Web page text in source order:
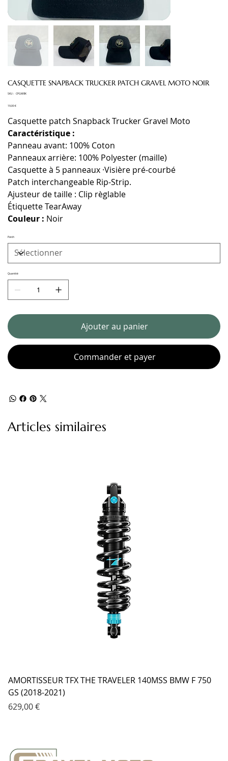
CASQUETTE SNAPBACK TRUCKER PATCH GRAVEL MOTO NOIR
SKU : SKU
CPGMBK
Prix
19,00 €
Casquette patch Snapback Trucker Gravel Moto
Caractéristique :
Panneau avant: 100% Coton
Panneaux arrière: 100% Polyester (maille)
Casquette à 5 panneaux ·Visière pré-courbé
Patch interchangeable Rip-Strip.
Ajusteur de taille : Clip règlable
Étiquette TearAway
Couleur : Noir
Patch
Quantité
Ajouter au panier
Commander et payer
Articles similaires
AMORTISSEUR TFX THE TRAVELER 140MSS BMW F 750
GS (2018-2021)
Prix
629,00 €